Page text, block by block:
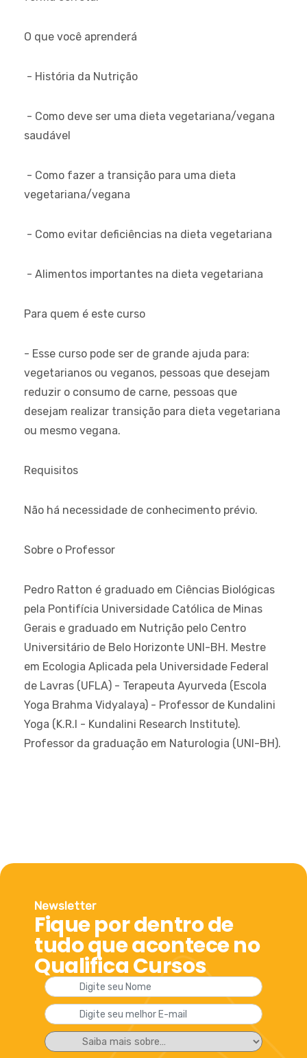
O que você aprenderá
- História da Nutrição
- Como deve ser uma dieta vegetariana/vegana
saudável
- Como fazer a transição para uma dieta
vegetariana/vegana
- Como evitar deficiências na dieta vegetariana
- Alimentos importantes na dieta vegetariana
Para quem é este curso
- Esse curso pode ser de grande ajuda para:
vegetarianos ou veganos, pessoas que desejam
reduzir o consumo de carne, pessoas que
desejam realizar transição para dieta vegetariana
ou mesmo vegana.
Requisitos
Não há necessidade de conhecimento prévio.
Sobre o Professor
Pedro Ratton é graduado em Ciências Biológicas
pela Pontifícia Universidade Católica de Minas
Gerais e graduado em Nutrição pelo Centro
Universitário de Belo Horizonte UNI-BH. Mestre
em Ecologia Aplicada pela Universidade Federal
de Lavras (UFLA) - Terapeuta Ayurveda (Escola
Yoga Brahma Vidyalaya) - Professor de Kundalini
Yoga (K.R.I - Kundalini Research Institute).
Professor da graduação em Naturologia (UNI-BH).
Newsletter
Fique por dentro de
tudo que acontece no
Qualifica Cursos